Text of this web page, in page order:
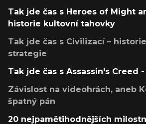
Tak jde čas s Heroes of Might
historie kultovní tahovky
Tak jde čas s Civilizací –
strategie
Tak jde čas s Assassin's Creed
Závislost na videohrách, aneb
špatný pán
20 nejpamětihodnějších